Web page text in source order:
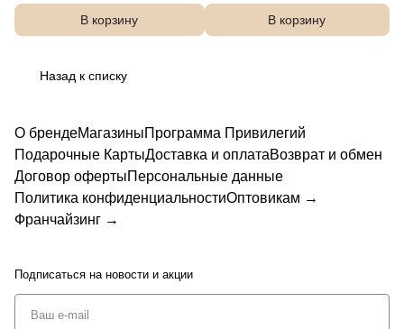
В корзину В корзину
Назад к списку
О брендеМагазиныПрограмма Привилегий
Подарочные КартыДоставка и оплатаВозврат и обмен
Договор офертыПерсональные данные
Политика конфиденциальностиОптовикам →
Франчайзинг →
Подписаться на новости и акции